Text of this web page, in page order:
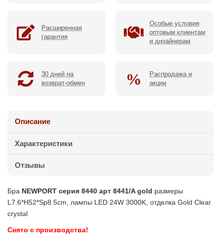
Расширенная
гарантия
Особые условия
оптовым клиентам
и дизайнерам
30 дней на
возврат-обмен
Распродажа и
акции
Описание
Характеристики
Отзывы
Бра NEWPORT серия 8440 арт 8441/A gold размеры
L7.6*H52*Sp8.5cm, лампы LED 24W 3000K, отделка Gold Clear
crystal
Снято с производства!